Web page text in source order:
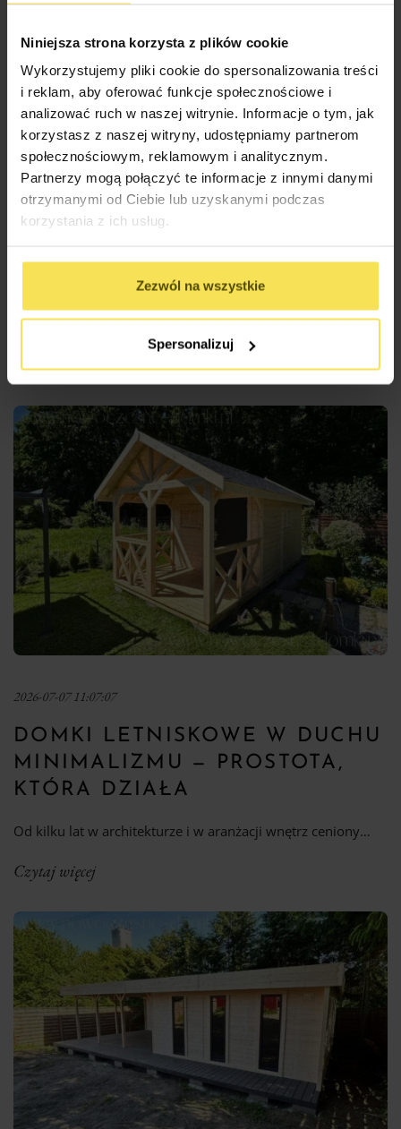
Niniejsza strona korzysta z plików cookie
Wykorzystujemy pliki cookie do spersonalizowania treści
i reklam, aby oferować funkcje społecznościowe i
analizować ruch w naszej witrynie. Informacje o tym, jak
korzystasz z naszej witryny, udostępniamy partnerom
społecznościowym, reklamowym i analitycznym.
Partnerzy mogą połączyć te informacje z innymi danymi
otrzymanymi od Ciebie lub uzyskanymi podczas
korzystania z ich usług.
Zezwól na wszystkie
Spersonalizuj
2026-07-13 17:21:46
NOWOCZESNE OGRODY Z
DREWNEM W ROLI GŁÓWNEJ —
INSPIRACJE Z ALTANAMI I
DOMKAMI
Drewno kojarzy się z naturą, ciepłem i przytulnością.
Świetnie pasuje…
Czytaj więcej
2026-07-07 11:07:07
DOMKI LETNISKOWE W DUCHU
MINIMALIZMU — PROSTOTA,
KTÓRA DZIAŁA
Od kilku lat w architekturze i w aranżacji wnętrz ceniony…
Czytaj więcej